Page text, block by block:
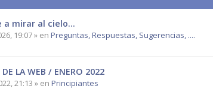
a mirar al cielo...
19:07 » en Preguntas, Respuestas, Sugerencias, ....
LA WEB / ENERO 2022
21:13 » en Principiantes